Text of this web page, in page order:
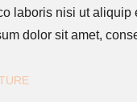
laboris nisi ut
dolor sit amet,